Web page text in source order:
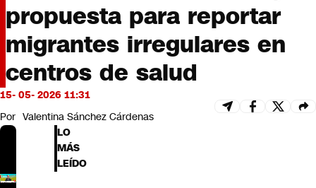
Opinión
propuesta para reportar
migrantes irregulares en
centros de salud
15- 05- 2026 11:31
Por Valentina Sánchez Cárdenas
LO
MÁS
LEÍDO